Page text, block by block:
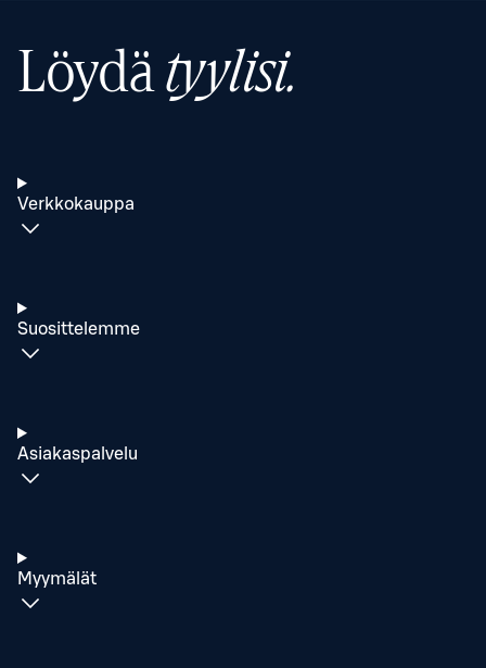
Löydätyylisi.
Verkkokauppa
Suosittelemme
Asiakaspalvelu
Myymälät